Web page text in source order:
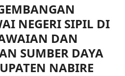
NEGERI SIPIL DI
DAN
SUMBER DAYA
NABIRE